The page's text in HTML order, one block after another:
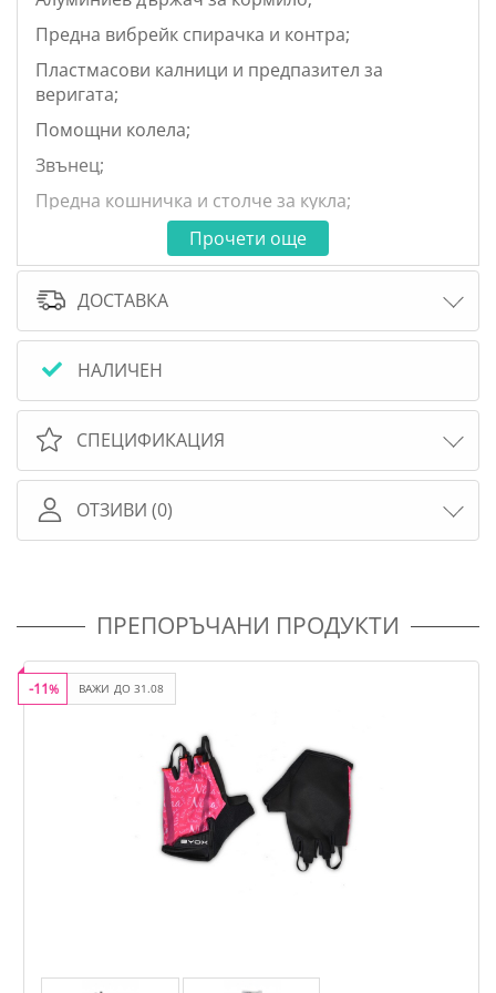
Предна вибрейк спирачка и контра;
Пластмасови калници и предпазител за
веригата;
Помощни колела;
Звънец;
Предна кошничка и столче за кукла;
Подходящо за деца от 6 до 8 години;
11 кг
Размер на продукта: 133 х 58 х 87
Прочети още
ДОСТАВКА
НАЛИЧЕН
СПЕЦИФИКАЦИЯ
ОТЗИВИ (0)
ПРЕПОРЪЧАНИ ПРОДУКТИ
ВАЖИ ДО 31.08
-11%